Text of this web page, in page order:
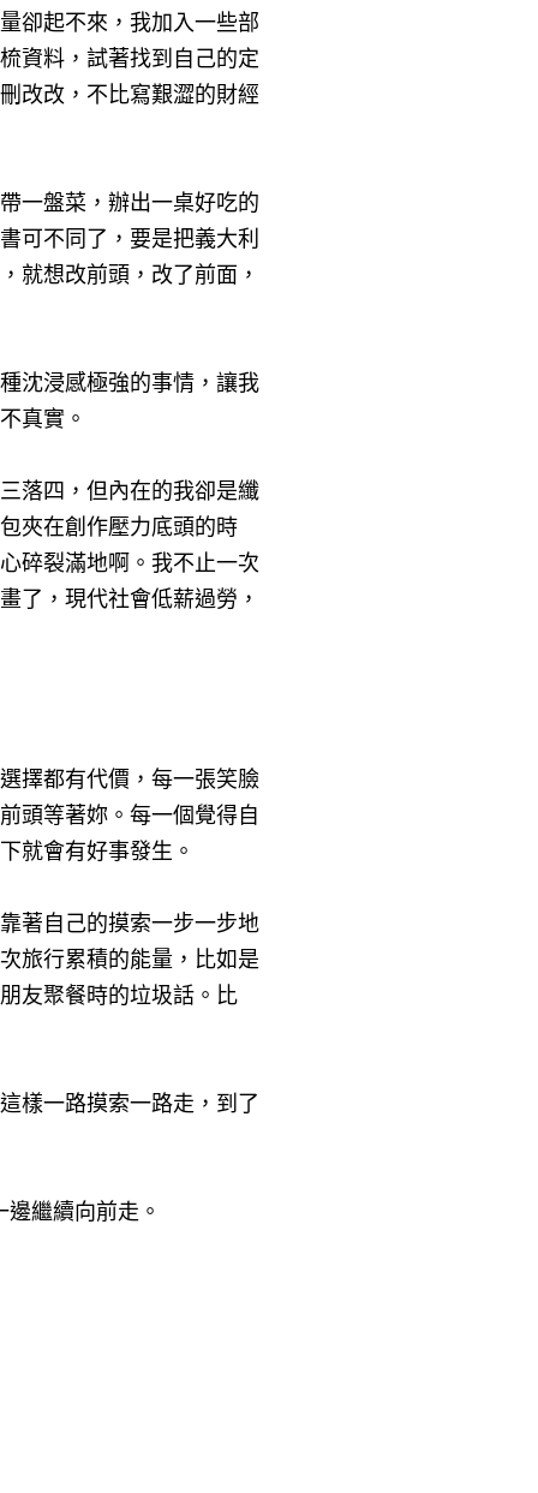
卻起不來，我加入一些部
資料，試著找到自己的定
改改，不比寫艱澀的財經
一盤菜，辦出一桌好吃的
可不同了，要是把義大利
就想改前頭，改了前面，
沈浸感極強的事情，讓我
真實。
落四，但內在的我卻是纖
夾在創作壓力底頭的時
碎裂滿地啊。我不止一次
了，現代社會低薪過勞，
擇都有代價，每一張笑臉
頭等著妳。每一個覺得自
就會有好事發生。
著自己的摸索一步一步地
旅行累積的能量，比如是
友聚餐時的垃圾話。比
樣一路摸索一路走，到了
繼續向前走。